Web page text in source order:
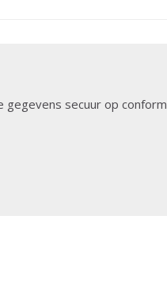
gegevens secuur op conform